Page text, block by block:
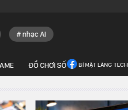
nhạc AI
ĐỒ CHƠI SỐ BÍ MẬT LÀNG TECH